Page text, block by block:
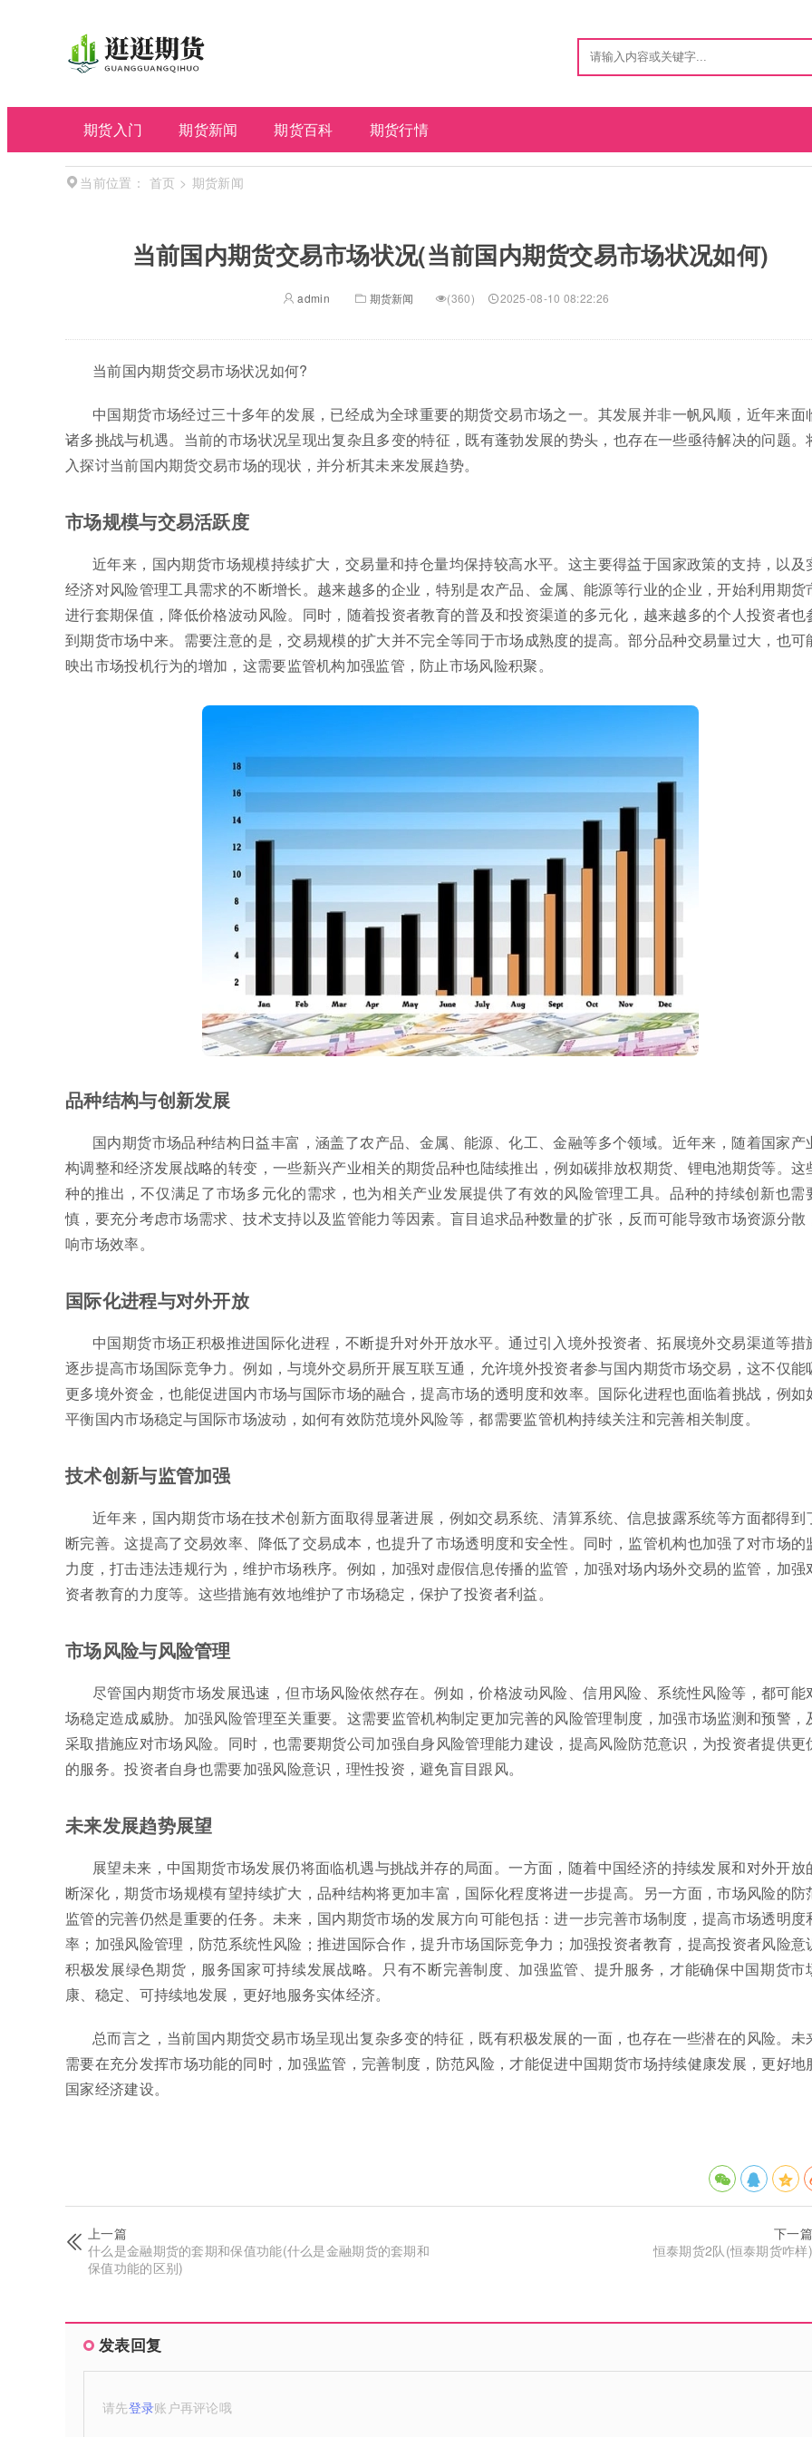
期货入门 期货新闻 期货百科 期货行情
当前位置： 首页 > 期货新闻
当前国内期货交易市场状况(当前国内期货交易市场状况如何)
admin 期货新闻 (360) 2025-08-10 08:22:26
当前国内期货交易市场状况如何?
中国期货市场经过三十多年的发展，已经成为全球重要的期货交易市场之一。其发展并非一帆风顺，近年来面
诸多挑战与机遇。当前的市场状况呈现出复杂且多变的特征，既有蓬勃发展的势头，也存在一些亟待解决的问题。
入探讨当前国内期货交易市场的现状，并分析其未来发展趋势。
市场规模与交易活跃度
近年来，国内期货市场规模持续扩大，交易量和持仓量均保持较高水平。这主要得益于国家政策的支持，以及
经济对风险管理工具需求的不断增长。越来越多的企业，特别是农产品、金属、能源等行业的企业，开始利用期货
进行套期保值，降低价格波动风险。同时，随着投资者教育的普及和投资渠道的多元化，越来越多的个人投资者也
到期货市场中来。需要注意的是，交易规模的扩大并不完全等同于市场成熟度的提高。部分品种交易量过大，也可
映出市场投机行为的增加，这需要监管机构加强监管，防止市场风险积聚。
品种结构与创新发展
国内期货市场品种结构日益丰富，涵盖了农产品、金属、能源、化工、金融等多个领域。近年来，随着国家产
构调整和经济发展战略的转变，一些新兴产业相关的期货品种也陆续推出，例如碳排放权期货、锂电池期货等。这
种的推出，不仅满足了市场多元化的需求，也为相关产业发展提供了有效的风险管理工具。品种的持续创新也需
慎，要充分考虑市场需求、技术支持以及监管能力等因素。盲目追求品种数量的扩张，反而可能导致市场资源分散
响市场效率。
国际化进程与对外开放
中国期货市场正积极推进国际化进程，不断提升对外开放水平。通过引入境外投资者、拓展境外交易渠道等措
逐步提高市场国际竞争力。例如，与境外交易所开展互联互通，允许境外投资者参与国内期货市场交易，这不仅能
更多境外资金，也能促进国内市场与国际市场的融合，提高市场的透明度和效率。国际化进程也面临着挑战，例如
平衡国内市场稳定与国际市场波动，如何有效防范境外风险等，都需要监管机构持续关注和完善相关制度。
技术创新与监管加强
近年来，国内期货市场在技术创新方面取得显著进展，例如交易系统、清算系统、信息披露系统等方面都得到
断完善。这提高了交易效率、降低了交易成本，也提升了市场透明度和安全性。同时，监管机构也加强了对市场的
力度，打击违法违规行为，维护市场秩序。例如，加强对虚假信息传播的监管，加强对场内场外交易的监管，加强
资者教育的力度等。这些措施有效地维护了市场稳定，保护了投资者利益。
市场风险与风险管理
尽管国内期货市场发展迅速，但市场风险依然存在。例如，价格波动风险、信用风险、系统性风险等，都可能
场稳定造成威胁。加强风险管理至关重要。这需要监管机构制定更加完善的风险管理制度，加强市场监测和预警，
采取措施应对市场风险。同时，也需要期货公司加强自身风险管理能力建设，提高风险防范意识，为投资者提供更
的服务。投资者自身也需要加强风险意识，理性投资，避免盲目跟风。
未来发展趋势展望
展望未来，中国期货市场发展仍将面临机遇与挑战并存的局面。一方面，随着中国经济的持续发展和对外开放
断深化，期货市场规模有望持续扩大，品种结构将更加丰富，国际化程度将进一步提高。另一方面，市场风险的防
监管的完善仍然是重要的任务。未来，国内期货市场的发展方向可能包括：进一步完善市场制度，提高市场透明度
率；加强风险管理，防范系统性风险；推进国际合作，提升市场国际竞争力；加强投资者教育，提高投资者风险意
积极发展绿色期货，服务国家可持续发展战略。只有不断完善制度、加强监管、提升服务，才能确保中国期货市
康、稳定、可持续地发展，更好地服务实体经济。
总而言之，当前国内期货交易市场呈现出复杂多变的特征，既有积极发展的一面，也存在一些潜在的风险。未
需要在充分发挥市场功能的同时，加强监管，完善制度，防范风险，才能促进中国期货市场持续健康发展，更好地
国家经济建设。
上一篇
什么是金融期货的套期和保值功能(什么是金融期货的套期和
保值功能的区别)
下一篇
恒泰期货2队(恒泰期货咋样)
发表回复
请先登录账户再评论哦